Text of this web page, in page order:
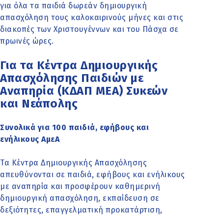
για όλα τα παιδιά δωρεάν δημιουργική
απασχόληση τους καλοκαιρινούς μήνες και στις
διακοπές των Χριστουγέννων και του Πάσχα σε
πρωινές ώρες.
Για τα Κέντρα Δημιουργικής
Απασχόλησης Παιδιών με
Αναπηρία (ΚΔΑΠ ΜΕΑ) Συκεών
και Νεάπολης
Συνολικά για 100 παιδιά, εφήβους και
ενήλικους ΑμεΑ
Τα Κέντρα Δημιουργικής Απασχόλησης
απευθύνονται σε παιδιά, εφήβους και ενήλικους
με αναπηρία και προσφέρουν καθημερινή
δημιουργική απασχόληση, εκπαίδευση σε
δεξιότητες, επαγγελματική προκατάρτιση,